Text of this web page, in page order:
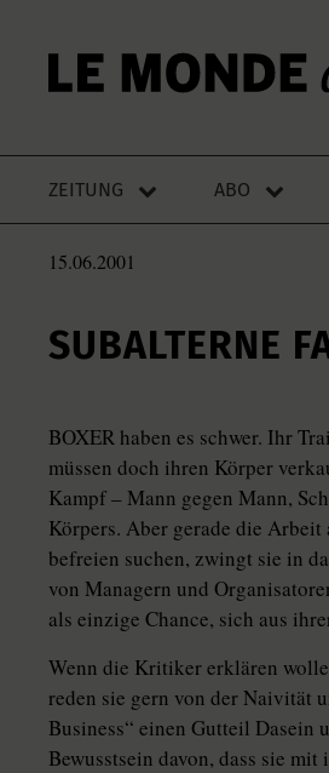
ZEITUNG ABO
15.06.2001
SUBALTERNE
BOXER haben es schwer. Ihr
müssen doch ihren Körper
Kampf – Mann gegen Mann,
Körpers. Aber gerade die
befreien suchen, zwingt sie in
von Managern und
als einzige Chance, sich aus
Wenn die Kritiker erklären
reden sie gern von der Naivität
Business“ einen Gutteil Dasein
Bewusstsein davon, dass sie